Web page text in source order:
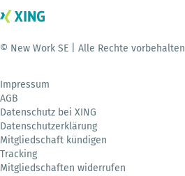
© New Work SE | Alle Rechte vorbehalten
Impressum
AGB
Datenschutz bei XING
Datenschutzerklärung
Mitgliedschaft kündigen
Tracking
Mitgliedschaften widerrufen